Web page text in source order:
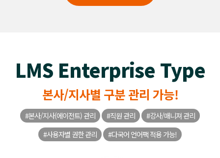
LMS Enterprise Type
본사/지사별 구분 관리 가능!
#본사/지사(에이전트) 관리 #직원 관리
#강사/매니져 관리
#사용자별 권한 관리
#다국어 언어팩 적용 가능!